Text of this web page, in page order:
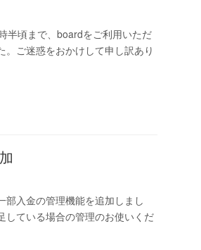
半頃まで、boardをご利用いただ
ご迷惑をおかけして申し訳あり
部入金の管理機能を追加しまし
している場合の管理のお使いくだ